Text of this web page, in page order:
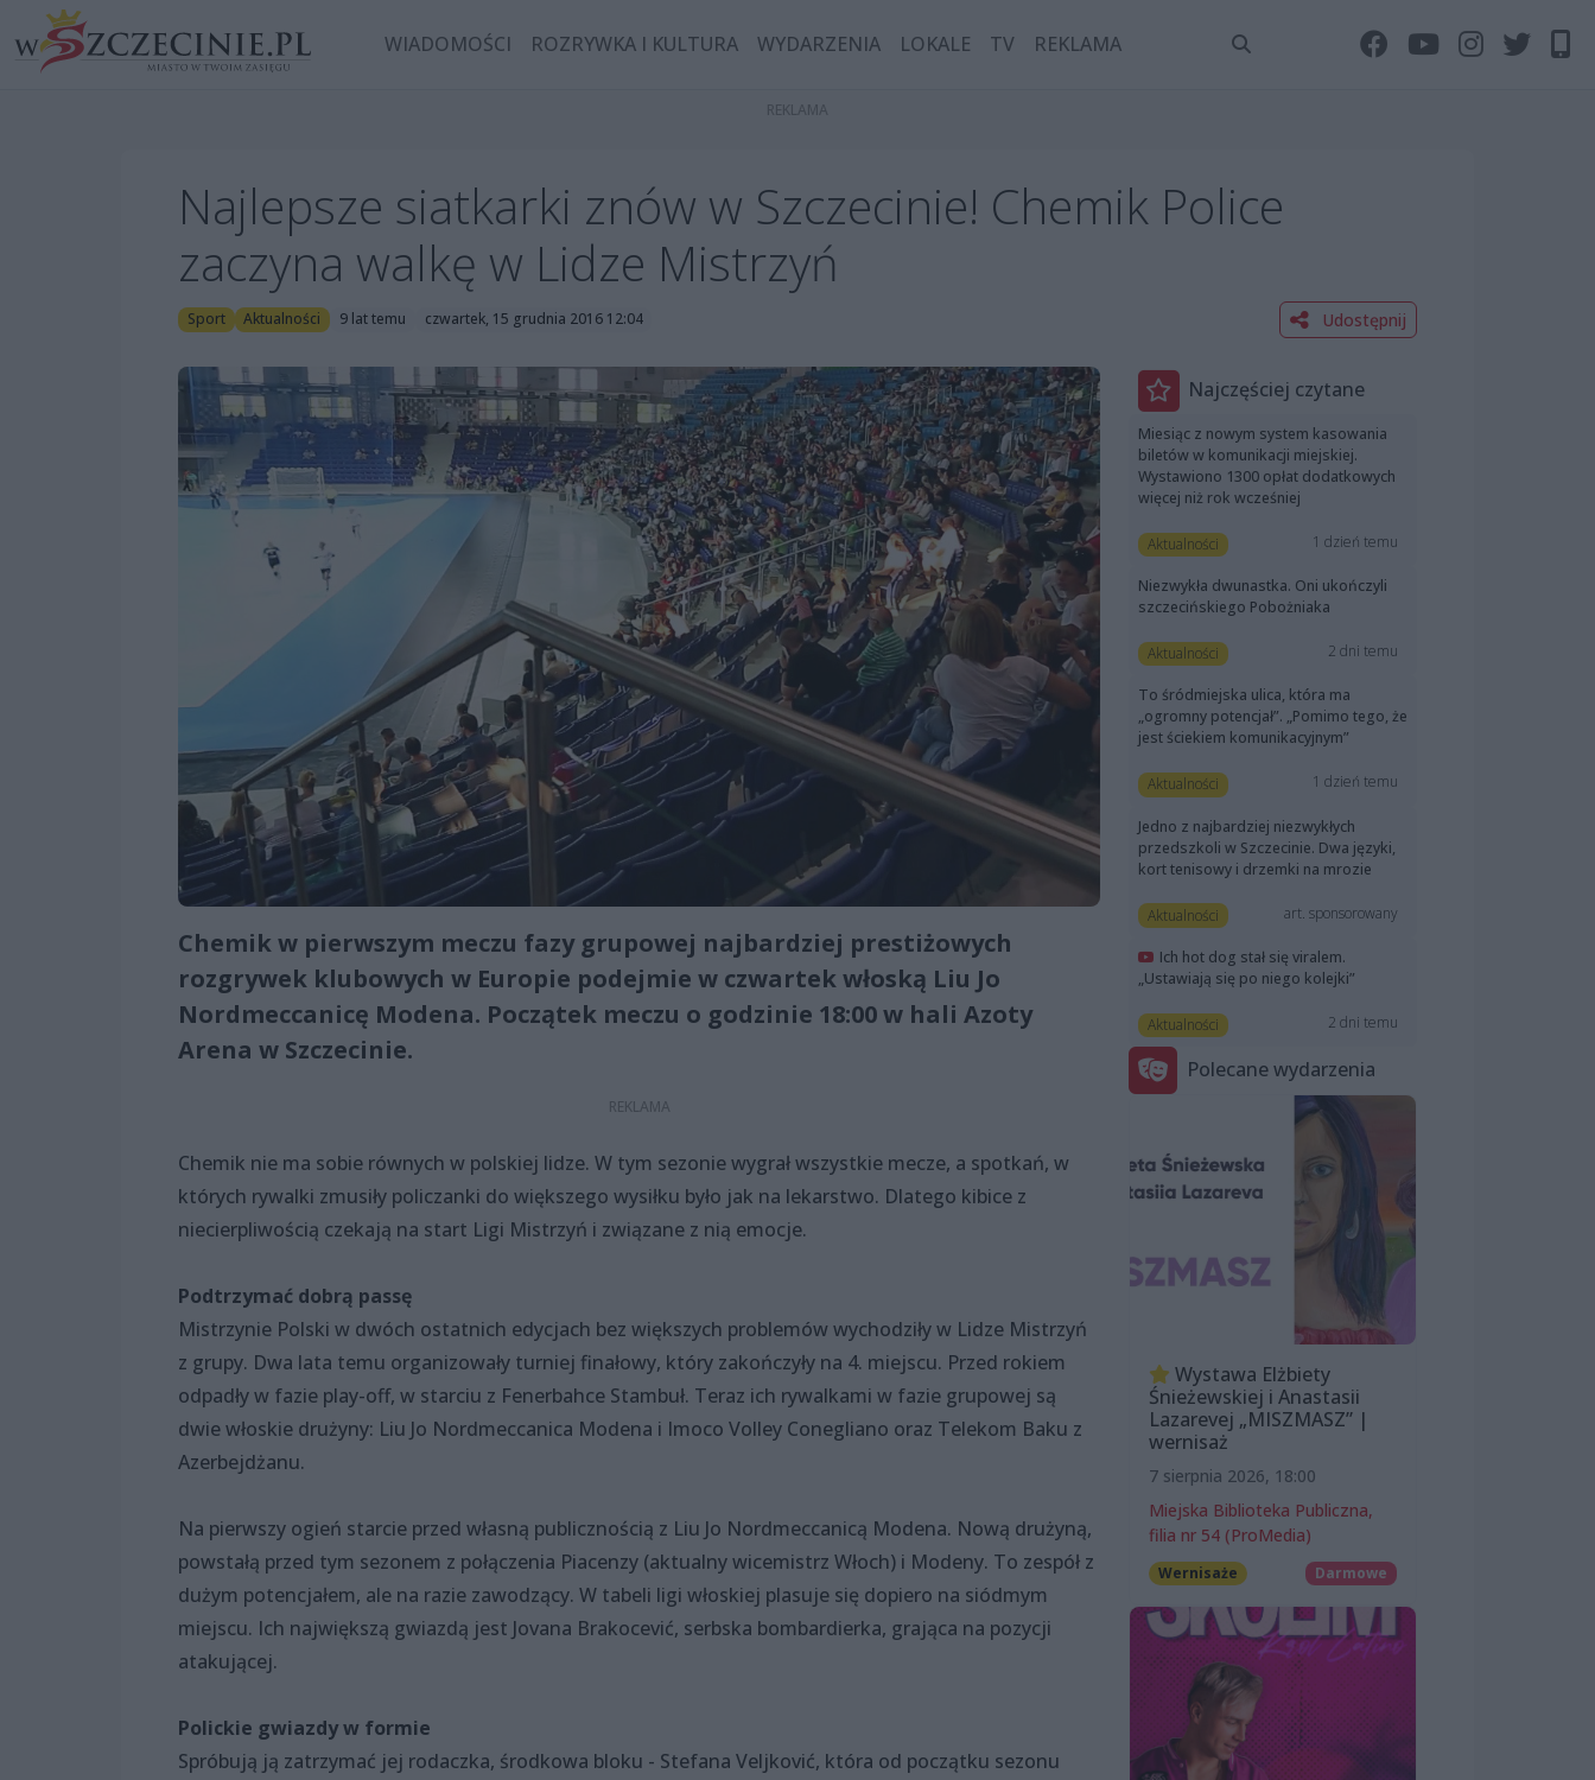
WIADOMOŚCI ROZRYWKA I KULTURA WYDARZENIA LOKALE TV REKLAMA
Najlepsze siatkarki znów w Szczecinie! Chemik Police
zaczyna walkę w Lidze Mistrzyń
Sport Aktualności 9 lat temu czwartek, 15 grudnia 2016 12:04 Udostępnij
Chemik w pierwszym meczu fazy grupowej najbardziej prestiżowych
rozgrywek klubowych w Europie podejmie w czwartek włoską Liu Jo
Nordmeccanicę Modena. Początek meczu o godzinie 18:00 w hali Azoty
Arena w Szczecinie.
Chemik nie ma sobie równych w polskiej lidze. W tym sezonie wygrał wszystkie mecze, a spotkań, w
których rywalki zmusiły policzanki do większego wysiłku było jak na lekarstwo. Dlatego kibice z
niecierpliwością czekają na start Ligi Mistrzyń i związane z nią emocje.
Podtrzymać dobrą passę
Mistrzynie Polski w dwóch ostatnich edycjach bez większych problemów wychodziły w Lidze Mistrzyń
z grupy. Dwa lata temu organizowały turniej finałowy, który zakończyły na 4. miejscu. Przed rokiem
odpadły w fazie play-off, w starciu z Fenerbahce Stambuł. Teraz ich rywalkami w fazie grupowej są
dwie włoskie drużyny: Liu Jo Nordmeccanica Modena i Imoco Volley Conegliano oraz Telekom Baku z
Azerbejdżanu.
Na pierwszy ogień starcie przed własną publicznością z Liu Jo Nordmeccanicą Modena. Nową drużyną,
powstałą przed tym sezonem z połączenia Piacenzy (aktualny wicemistrz Włoch) i Modeny. To zespół z
dużym potencjałem, ale na razie zawodzący. W tabeli ligi włoskiej plasuje się dopiero na siódmym
miejscu. Ich największą gwiazdą jest Jovana Brakocević, serbska bombardierka, grająca na pozycji
atakującej.
Polickie gwiazdy w formie
Spróbują ją zatrzymać jej rodaczka, środkowa bloku - Stefana Veljković, która od początku sezonu
Najczęściej czytane
Miesiąc z nowym system kasowania
biletów w komunikacji miejskiej.
Wystawiono 1300 opłat dodatkowych
więcej niż rok wcześniej
Aktualności 1 dzień temu
Niezwykła dwunastka. Oni ukończyli
szczecińskiego Pobożniaka
Aktualności 2 dni temu
To śródmiejska ulica, która ma
„ogromny potencjał”. „Pomimo tego, że
jest ściekiem komunikacyjnym”
Aktualności 1 dzień temu
Jedno z najbardziej niezwykłych
przedszkoli w Szczecinie. Dwa języki,
kort tenisowy i drzemki na mrozie
Aktualności art. sponsorowany
Ich hot dog stał się viralem.
„Ustawiają się po niego kolejki”
Aktualności 2 dni temu
Polecane wydarzenia
Wystawa Elżbiety
Śnieżewskiej i Anastasii
Lazarevej „MISZMASZ” |
wernisaż
7 sierpnia 2026, 18:00
Miejska Biblioteka Publiczna,
filia nr 54 (ProMedia)
Wernisaże Darmowe